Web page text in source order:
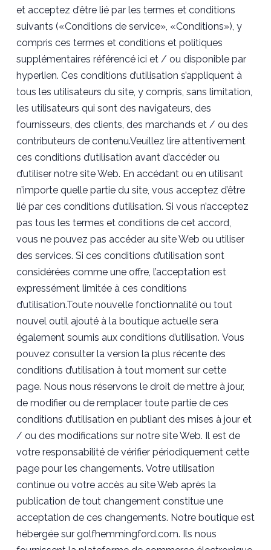
et acceptez d’être lié par les termes et conditions
suivants («Conditions de service», «Conditions»), y
compris ces termes et conditions et politiques
supplémentaires référencé ici et / ou disponible par
hyperlien. Ces conditions d’utilisation s’appliquent à
tous les utilisateurs du site, y compris, sans limitation,
les utilisateurs qui sont des navigateurs, des
fournisseurs, des clients, des marchands et / ou des
contributeurs de contenu.Veuillez lire attentivement
ces conditions d’utilisation avant d’accéder ou
d’utiliser notre site Web. En accédant ou en utilisant
n’importe quelle partie du site, vous acceptez d’être
lié par ces conditions d’utilisation. Si vous n’acceptez
pas tous les termes et conditions de cet accord,
vous ne pouvez pas accéder au site Web ou utiliser
des services. Si ces conditions d’utilisation sont
considérées comme une offre, l’acceptation est
expressément limitée à ces conditions
d’utilisation.Toute nouvelle fonctionnalité ou tout
nouvel outil ajouté à la boutique actuelle sera
également soumis aux conditions d’utilisation. Vous
pouvez consulter la version la plus récente des
conditions d’utilisation à tout moment sur cette
page. Nous nous réservons le droit de mettre à jour,
de modifier ou de remplacer toute partie de ces
conditions d’utilisation en publiant des mises à jour et
/ ou des modifications sur notre site Web. Il est de
votre responsabilité de vérifier périodiquement cette
page pour les changements. Votre utilisation
continue ou votre accès au site Web après la
publication de tout changement constitue une
acceptation de ces changements. Notre boutique est
hébergée sur golfhemmingford.com. Ils nous